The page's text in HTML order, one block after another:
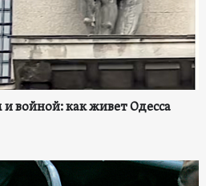
войной: как живет Одесса